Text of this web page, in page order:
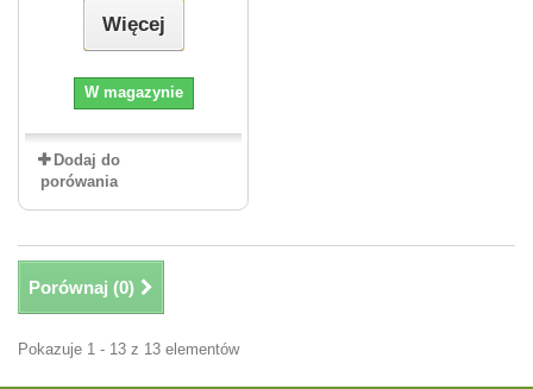
Więcej
W magazynie
Dodaj do
porówania
Porównaj (0)
Pokazuje 1 - 13 z 13 elementów